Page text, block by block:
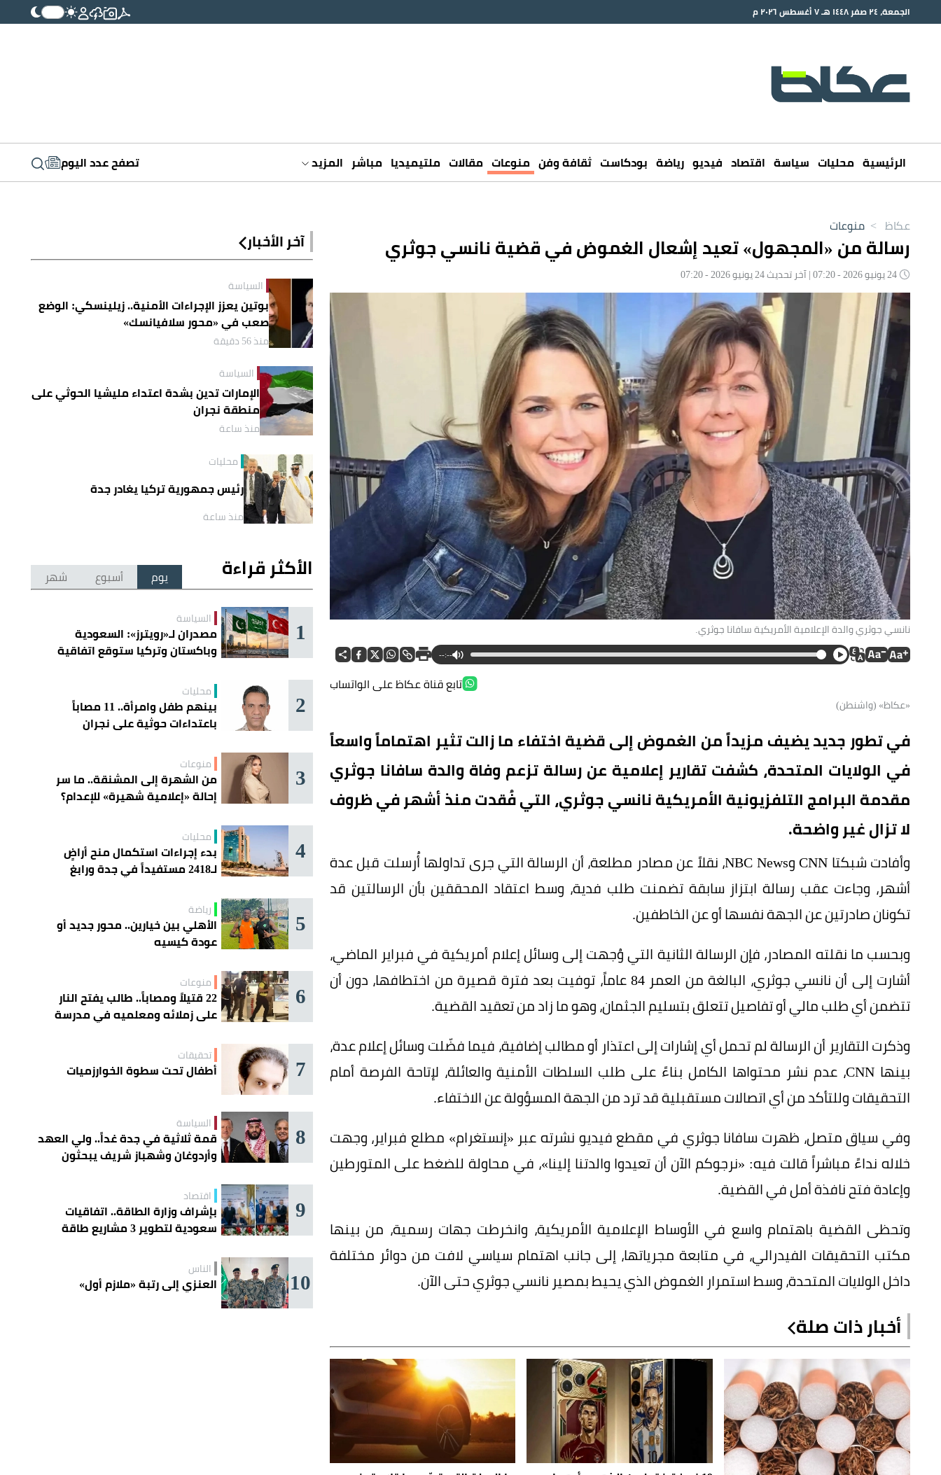
الجمعة، ٢٤ صفر ١٤٤٨ هـ ٧ أغسطس ٢٠٢٦ م
الرئيسية محليات سياسة اقتصاد فيديو رياضة بودكاست ثقافة وفن منوعات مقالات ملتيميديا مباشر المزيد تصفح عدد اليوم
عكاظ > منوعات
رسالة من «المجهول» تعيد إشعال الغموض في قضية نانسي جوثري
نانسي جوثري والدة الإعلامية الأمريكية سافانا جوثري.
--:--
تابع قناة عكاظ على الواتساب
«عكاظ» (واشنطن)
في تطور جديد يضيف مزيداً من الغموض إلى قضية اختفاء ما زالت تثير اهتماماً واسعاً
في الولايات المتحدة، كشفت تقارير إعلامية عن رسالة تزعم وفاة والدة سافانا جوثري
مقدمة البرامج التلفزيونية الأمريكية نانسي جوثري، التي فُقدت منذ أشهر في ظروف
لا تزال غير واضحة.
وأفادت شبكتا CNN وNBC News، نقلاً عن مصادر مطلعة، أن الرسالة التي جرى تداولها أُرسلت قبل عدة
أشهر، وجاءت عقب رسالة ابتزاز سابقة تضمنت طلب فدية، وسط اعتقاد المحققين بأن الرسالتين قد
تكونان صادرتين عن الجهة نفسها أو عن الخاطفين.
وبحسب ما نقلته المصادر، فإن الرسالة الثانية التي وُجهت إلى وسائل إعلام أمريكية في فبراير الماضي،
أشارت إلى أن نانسي جوثري، البالغة من العمر 84 عاماً، توفيت بعد فترة قصيرة من اختطافها، دون أن
تتضمن أي طلب مالي أو تفاصيل تتعلق بتسليم الجثمان، وهو ما زاد من تعقيد القضية.
وذكرت التقارير أن الرسالة لم تحمل أي إشارات إلى اعتذار أو مطالب إضافية، فيما فضّلت وسائل إعلام عدة،
بينها CNN، عدم نشر محتواها الكامل بناءً على طلب السلطات الأمنية والعائلة، لإتاحة الفرصة أمام
التحقيقات وللتأكد من أي اتصالات مستقبلية قد ترد من الجهة المسؤولة عن الاختفاء.
وفي سياق متصل، ظهرت سافانا جوثري في مقطع فيديو نشرته عبر «إنستغرام» مطلع فبراير، وجهت
خلاله نداءً مباشراً قالت فيه: «نرجوكم الآن أن تعيدوا والدتنا إلينا»، في محاولة للضغط على المتورطين
وإعادة فتح نافذة أمل في القضية.
وتحظى القضية باهتمام واسع في الأوساط الإعلامية الأمريكية، وانخرطت جهات رسمية، من بينها
مكتب التحقيقات الفيدرالي، في متابعة مجرياتها، إلى جانب اهتمام سياسي لافت من دوائر مختلفة
داخل الولايات المتحدة، وسط استمرار الغموض الذي يحيط بمصير نانسي جوثري حتى الآن.
أخبار ذات صلة
آخر الأخبار
السياسة
بوتين يعزز الإجراءات الأمنية.. زيلينسكي: الوضع
صعب في «محور سلافيانسك»
منذ 56 دقيقة
السياسة
الإمارات تدين بشدة اعتداء مليشيا الحوثي على
منطقة نجران
منذ ساعة
محليات
رئيس جمهورية تركيا يغادر جدة
منذ ساعة
الأكثر قراءة يوم أسبوع شهر
1 السياسة
مصدران لـ«رويترز»: السعودية
وباكستان وتركيا ستوقع اتفاقية
2 محليات
بينهم طفل وامرأة.. 11 مصاباً
باعتداءات حوثية على نجران
3 منوعات
من الشهرة إلى المشنقة.. ما سر
إحالة «إعلامية شهيرة» للإعدام؟
4 محليات
بدء إجراءات استكمال منح أراضٍ
لـ2418 مستفيداً في جدة ورابغ
5 رياضة
الأهلي بين خيارين.. محور جديد أو
عودة كيسيه
6 منوعات
22 قتيلاً ومصاباً.. طالب يفتح النار
على زملائه ومعلميه في مدرسة
7 تحقيقات
أطفال تحت سطوة الخوارزميات
8 السياسة
قمة ثلاثية في جدة غداً.. ولي العهد
وأردوغان وشهباز شريف يبحثون
9 اقتصاد
بإشراف وزارة الطاقة.. اتفاقيات
سعودية لتطوير 3 مشاريع طاقة
10 الناس
العنزي إلى رتبة «ملازم أول»